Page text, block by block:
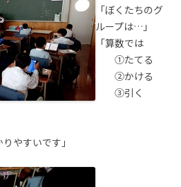
「ぼくたちのグ
ループは…」
「算数では
①たてる
②かける
③引く
やすいです」